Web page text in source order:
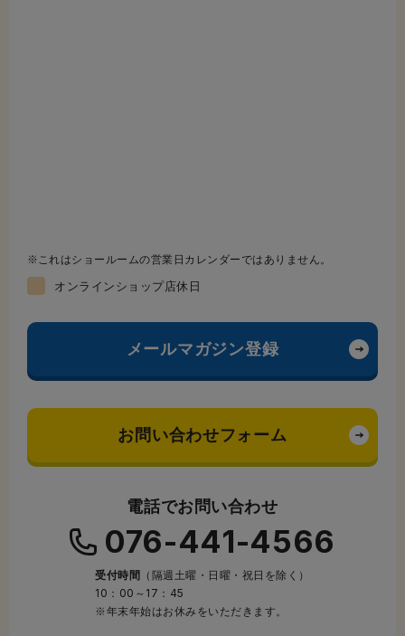
これはショールームの営業日カレンダーではありません。
オンラインショップ店休日
メールマガジン登録
お問い合わせフォーム
電話でお問い合わせ
076-441-4566
受付時間
（隔週土曜・日曜・祝日を除く）
10：00～17：45
※年末年始はお休みをいただきます。